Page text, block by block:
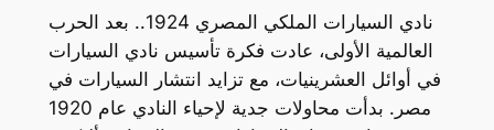
نادي السيارات الملكي المصري 1924.. بعد الحرب
العالمية الأولى، عادت فكرة تأسيس نادي السيارات
في أوائل العشرينيات، مع تزايد انتشار السيارات في
مصر. بدأت محاولات جدية لإحياء النادي عام 1920